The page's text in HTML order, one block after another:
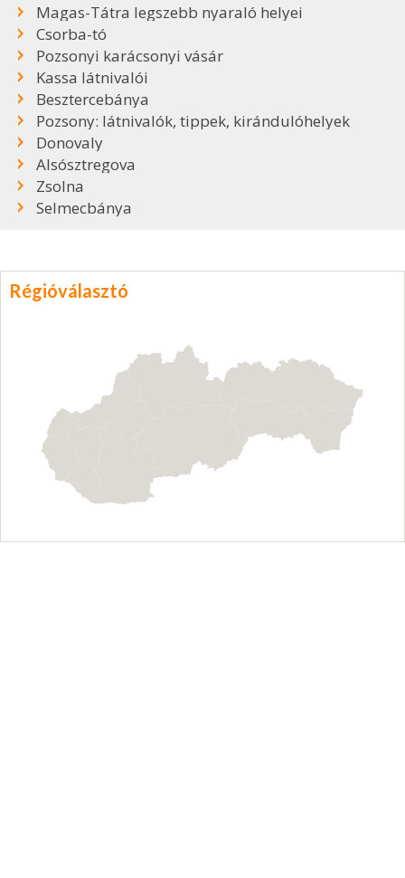
Magas-Tátra legszebb nyaraló helyei
Csorba-tó
Pozsonyi karácsonyi vásár
Kassa látnivalói
Besztercebánya
Pozsony: látnivalók, tippek, kirándulóhelyek
Donovaly
Alsósztregova
Zsolna
Selmecbánya
Régióválasztó